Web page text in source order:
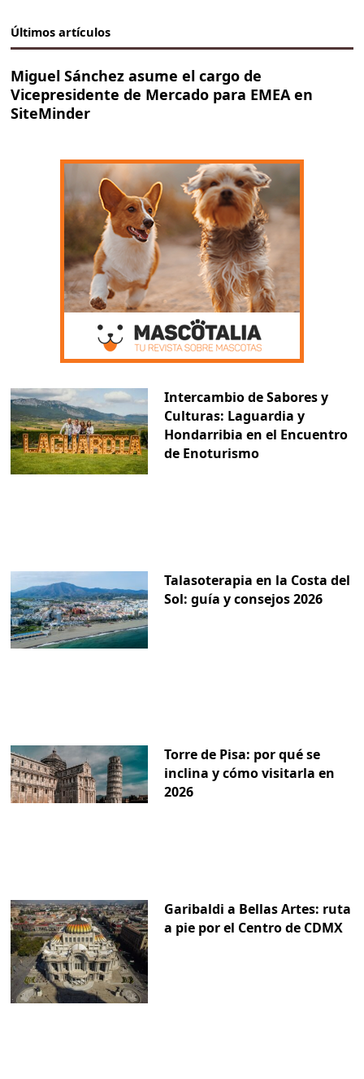
Últimos artículos
Miguel Sánchez asume el cargo de
Vicepresidente de Mercado para EMEA en
SiteMinder
Intercambio de Sabores y
Culturas: Laguardia y
Hondarribia en el Encuentro
de Enoturismo
Talasoterapia en la Costa del
Sol: guía y consejos 2026
Torre de Pisa: por qué se
inclina y cómo visitarla en
2026
Garibaldi a Bellas Artes: ruta
a pie por el Centro de CDMX